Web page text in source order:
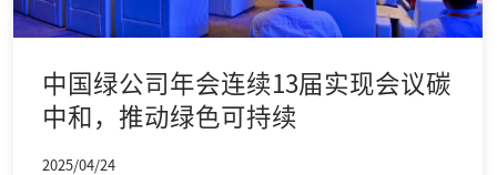
中国绿公司年会连续13届实现会议碳
中和，推动绿色可持续
2025/04/24